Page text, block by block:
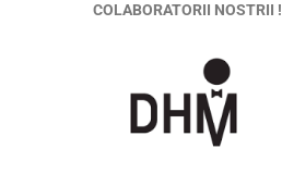
COLABORATORII NOSTRII !